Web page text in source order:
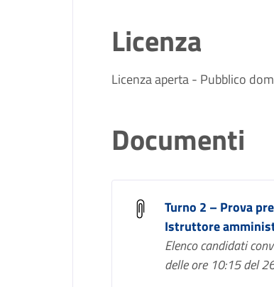
Licenza
Licenza aperta - Pubblico
Documenti
Turno 2 – Prova
Istruttore
Elenco candidati
delle ore 10:15 del